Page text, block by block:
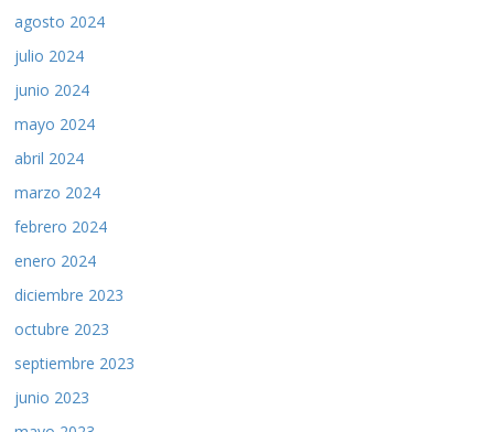
agosto 2024
julio 2024
junio 2024
mayo 2024
abril 2024
marzo 2024
febrero 2024
enero 2024
diciembre 2023
octubre 2023
septiembre 2023
junio 2023